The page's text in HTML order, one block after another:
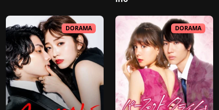
DORAMA DORAMA